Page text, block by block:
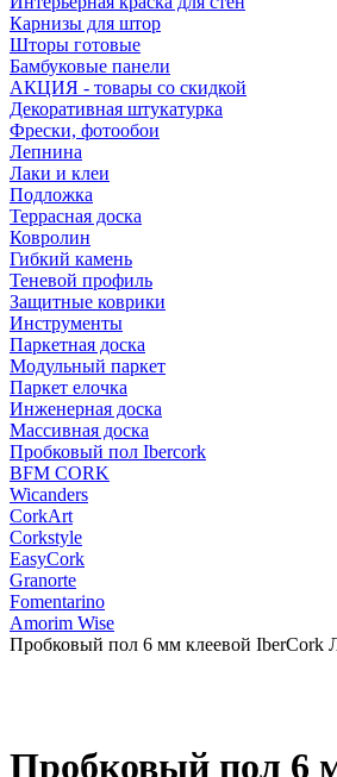
Карнизы для штор
Шторы готовые
Бамбуковые панели
АКЦИЯ - товары со скидкой
Декоративная штукатурка
Фрески, фотообои
Лепнина
Лаки и клеи
Подложка
Террасная доска
Ковролин
Гибкий камень
Теневой профиль
Защитные коврики
Инструменты
Паркетная доска
Модульный паркет
Паркет елочка
Инженерная доска
Массивная доска
Пробковый пол Ibercork
BFM CORK
Wicanders
CorkArt
Corkstyle
EasyCork
Granorte
Fomentarino
Amorim Wise
Пробковый пол 6 мм клеевой IberCork
Пробковый пол 6